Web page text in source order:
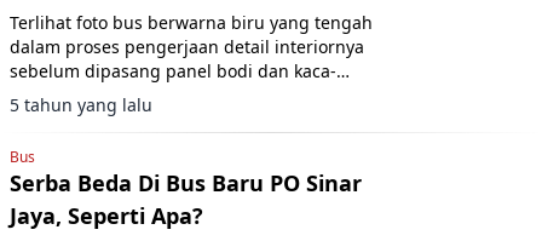
Terlihat foto bus berwarna biru yang tengah
dalam proses pengerjaan detail interiornya
sebelum dipasang panel bodi dan kaca-
kacanya.
5 tahun yang lalu
Bus
Serba Beda Di Bus Baru PO Sinar
Jaya, Seperti Apa?